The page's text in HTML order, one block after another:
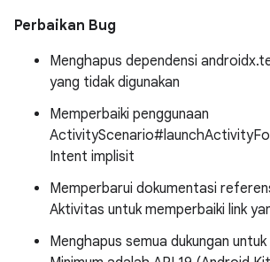
Perbaikan Bug
Menghapus dependensi
yang tidak digunakan
Memperbaiki penggunaan
Intent implisit
Memperbarui dokumentasi
Aktivitas untuk memperbaiki link
Menghapus semua dukungan untuk